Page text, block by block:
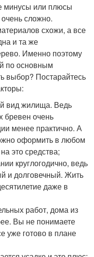
минусы или плюсы
сложно.
схожи, а все
и та же
Именно поэтому
по основным
выбор? Постарайтесь
вид жилища. Ведь
бревен очень
менее практично. А
оформить в любом
это средства;
круглогодично, ведь
и долговечный. Жить
даже в
работ, дома из
Вы не понимаете
уже готово в плане